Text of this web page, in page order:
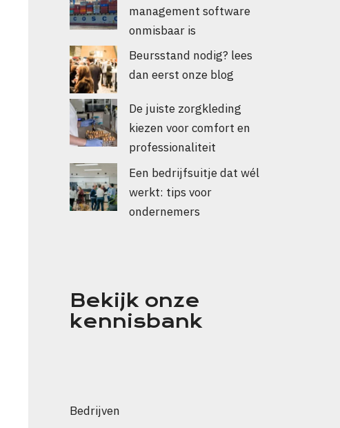
management software
onmisbaar is
Beursstand nodig? lees
dan eerst onze blog
De juiste zorgkleding
kiezen voor comfort en
professionaliteit
Een bedrijfsuitje dat wél
werkt: tips voor
ondernemers
Bekijk onze
kennisbank
Bedrijven